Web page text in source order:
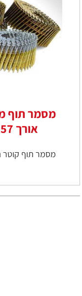
מסמר תוף
אורך 57 ממ
מסמר תוף קוטר